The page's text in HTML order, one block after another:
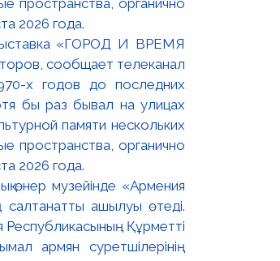
«ГОРОД И ВРЕМЯ
сообщает телеканал
х годов до последних
бы раз бывал на улицах
памяти нескольких
пространства, органично
2026 года.